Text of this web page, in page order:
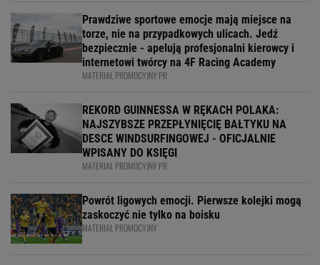
Prawdziwe sportowe emocje mają miejsce na
torze, nie na przypadkowych ulicach. Jedź
bezpiecznie - apelują profesjonalni kierowcy i
internetowi twórcy na 4F Racing Academy
MATERIAŁ PROMOCYJNY PR
REKORD GUINNESSA W RĘKACH POLAKA:
NAJSZYBSZE PRZEPŁYNIĘCIĘ BAŁTYKU NA
DESCE WINDSURFINGOWEJ - OFICJALNIE
WPISANY DO KSIĘGI
MATERIAŁ PROMOCYJNY PR
Powrót ligowych emocji. Pierwsze kolejki mogą
zaskoczyć nie tylko na boisku
MATERIAŁ PROMOCYJNY